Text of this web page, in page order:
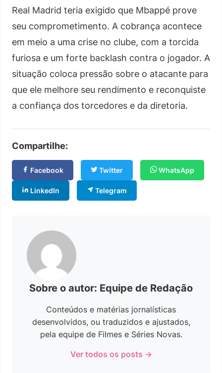
Real Madrid teria exigido que Mbappé prove
seu comprometimento. A cobrança acontece
em meio a uma crise no clube, com a torcida
furiosa e um forte backlash contra o jogador. A
situação coloca pressão sobre o atacante para
que ele melhore seu rendimento e reconquiste
a confiança dos torcedores e da diretoria.
Compartilhe:
Facebook Twitter WhatsApp
LinkedIn Telegram
Sobre o autor: Equipe de Redação
Conteúdos e matérias jornalísticas
desenvolvidos, ou traduzidos e ajustados,
pela equipe de Filmes e Séries Novas.
Ver todos os posts →